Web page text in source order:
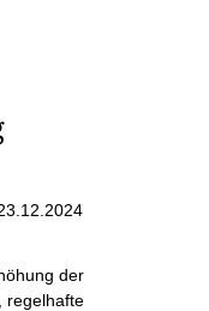
der
regelhafte